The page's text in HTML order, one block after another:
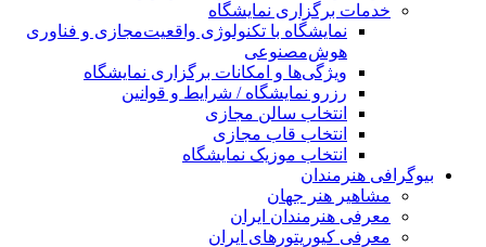
خدمات برگزاری نمایشگاه
نمایشگاه با تکنولوژی واقعیت‌مجازی و فناوری
هوش‌مصنوعی
ویژگی‌ها و امکانات برگزاری نمایشگاه
رزرو نمایشگاه / شرایط و قوانین
انتخاب سالن مجازی
انتخاب قاب مجازی
انتخاب موزیک نمایشگاه
بیوگرافی هنرمندان
مشاهیر هنر جهان
معرفی هنرمندان ایران
معرفی کیوریتورهای ایران